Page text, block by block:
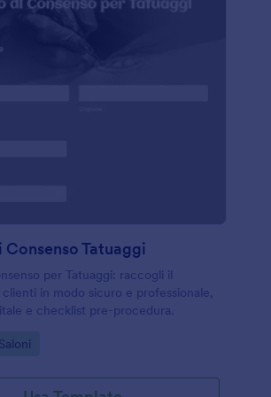
Tatuaggi
per Tatuaggi: raccogli il
in modo sicuro e professionale,
e checklist pre-procedura.